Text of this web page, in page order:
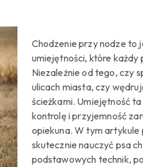
Chodzenie przy nodze to
umiejętności, które każdy
Niezależnie od tego, czy
ulicach miasta, czy
ścieżkami. Umiejętność
kontrolę i przyjemność
opiekuna. W tym artykule
skutecznie nauczyć psa
podstawowych technik,